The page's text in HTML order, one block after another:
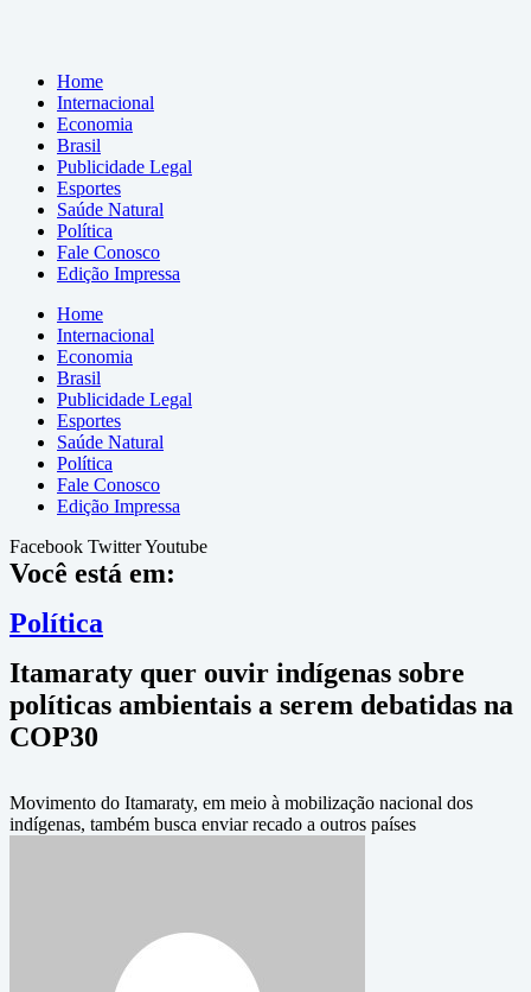
Home
Internacional
Economia
Brasil
Publicidade Legal
Esportes
Saúde Natural
Política
Fale Conosco
Edição Impressa
Home
Internacional
Economia
Brasil
Publicidade Legal
Esportes
Saúde Natural
Política
Fale Conosco
Edição Impressa
Facebook TwitterYoutube
Você está em:
Política
Itamaraty quer ouvir indígenas sobre
políticas ambientais a serem debatidas na
COP30
Movimento do Itamaraty, em meio à mobilização nacional dos
indígenas, também busca enviar recado a outros países